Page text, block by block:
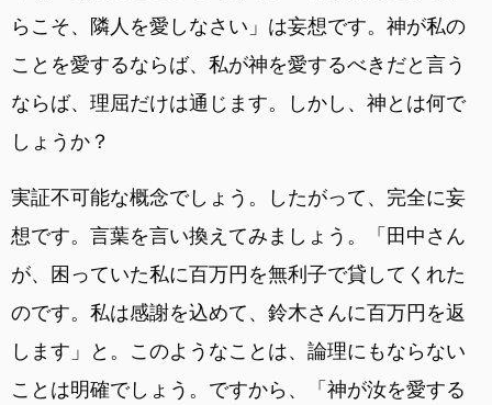
らこそ、隣人を愛しなさい」は妄想です。神が私の
ことを愛するならば、私が神を愛するべきだと言う
ならば、理屈だけは通じます。しかし、神とは何で
しょうか？
実証不可能な概念でしょう。したがって、完全に妄
想です。言葉を言い換えてみましょう。「田中さん
が、困っていた私に百万円を無利子で貸してくれた
のです。私は感謝を込めて、鈴木さんに百万円を返
します」と。このようなことは、論理にもならない
ことは明確でしょう。ですから、「神が汝を愛する